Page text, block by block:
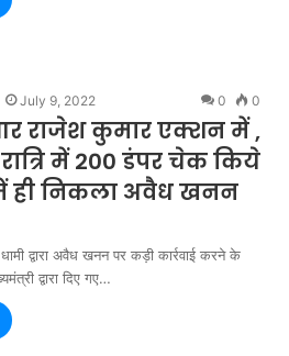
July 9, 2022 0 0
राजेश कुमार एक्शन में ,
में 200 डंपर चेक किये
ही निकला अवैध खनन
द्वारा अवैध खनन पर कड़ी कार्रवाई करने के
द्वारा दिए गए…